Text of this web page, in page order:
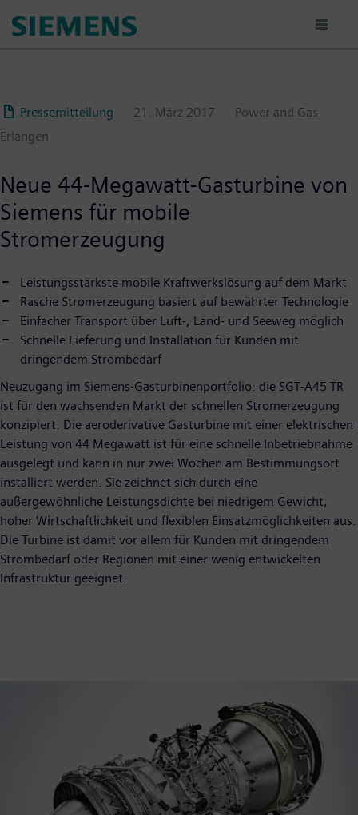
para
Pressemitteilung
21. März 2017
Power and Gas
Erlangen
Neue 44-Megawatt-Gasturbine von
Siemens für mobile
Stromerzeugung
Leistungsstärkste mobile Kraftwerkslösung auf dem Markt
Rasche Stromerzeugung basiert auf bewährter Technologie
Einfacher Transport über Luft-, Land- und Seeweg möglich
Schnelle Lieferung und Installation für Kunden mit
dringendem Strombedarf
Neuzugang im Siemens-Gasturbinenportfolio: die SGT-A45 TR
ist für den wachsenden Markt der schnellen Stromerzeugung
konzipiert. Die aeroderivative Gasturbine mit einer elektrischen
Leistung von 44 Megawatt ist für eine schnelle Inbetriebnahme
ausgelegt und kann in nur zwei Wochen am Bestimmungsort
installiert werden. Sie zeichnet sich durch eine
außergewöhnliche Leistungsdichte bei niedrigem Gewicht,
hoher Wirtschaftlichkeit und flexiblen Einsatzmöglichkeiten aus.
Die Turbine ist damit vor allem für Kunden mit dringendem
Strombedarf oder Regionen mit einer wenig entwickelten
Infrastruktur geeignet.